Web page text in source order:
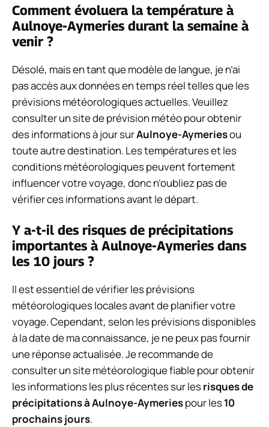
Comment évoluera la température à
Aulnoye-Aymeries durant la semaine à
venir ?
Désolé, mais en tant que modèle de langue, je n’ai
pas accès aux données en temps réel telles que les
prévisions météorologiques actuelles. Veuillez
consulter un site de prévision météo pour obtenir
des informations à jour surAulnoye-Aymeriesou
toute autre destination. Les températures et les
conditions météorologiques peuvent fortement
influencer votre voyage, donc n’oubliez pas de
vérifier ces informations avant le départ.
Y a-t-il des risques de précipitations
importantes à Aulnoye-Aymeries dans
les 10 jours ?
Il est essentiel de vérifier les prévisions
météorologiques locales avant de planifier votre
voyage. Cependant, selon les prévisions disponibles
à la date de ma connaissance, je ne peux pas fournir
une réponse actualisée. Je recommande de
consulter un site météorologique fiable pour obtenir
les informations les plus récentes sur lesrisques de
précipitations à Aulnoye-Aymeriespour les10
prochains jours.